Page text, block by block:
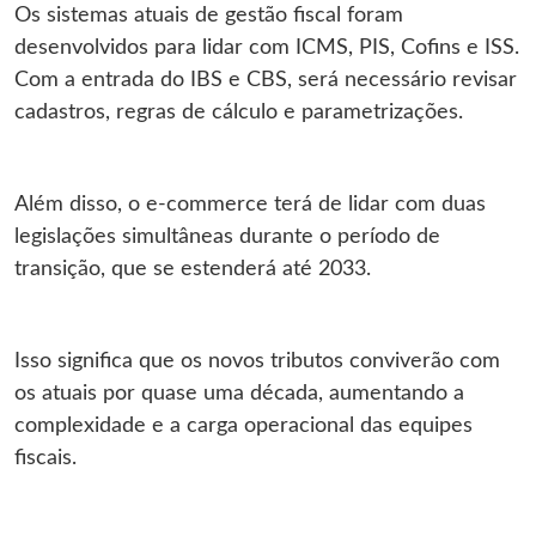
Os sistemas atuais de gestão fiscal foram
desenvolvidos para lidar com ICMS, PIS, Cofins e ISS.
Com a entrada do IBS e CBS, será necessário revisar
cadastros, regras de cálculo e parametrizações.
Além disso, o e-commerce terá de lidar com duas
legislações simultâneas durante o período de
transição, que se estenderá até 2033.
Isso significa que os novos tributos conviverão com
os atuais por quase uma década, aumentando a
complexidade e a carga operacional das equipes
fiscais.